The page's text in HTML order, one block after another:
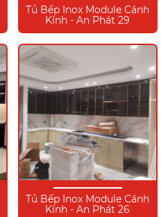
Tủ Bếp Inox Module Cánh
Kính - An Phát 29
Tủ Bếp Inox Module Cánh
Kính - An Phát 26